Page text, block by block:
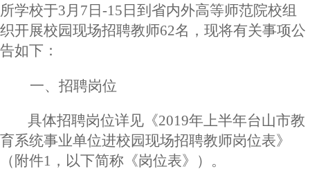
所学校于3月7日-15日到省内外高等师范院校组
织开展校园现场招聘教师62名，现将有关事项公
告如下：
一、 招聘岗位
具体招聘岗位详见《2019年上半年台山市教
育系统事业单位进校园现场招聘教师岗位表》
（附件1，以下简称《岗位表》）。